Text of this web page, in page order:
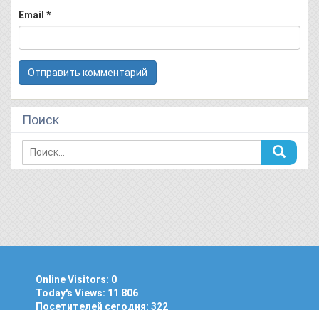
Email *
Поиск
Online Visitors: 0
Today's Views: 11 806
Посетителей сегодня: 322